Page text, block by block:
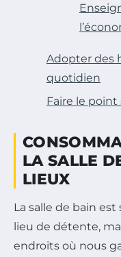
Adopter des
quotidien
Faire le point
LA SALLE
LIEUX
La salle de bain
lieu de détente,
endroits où nous